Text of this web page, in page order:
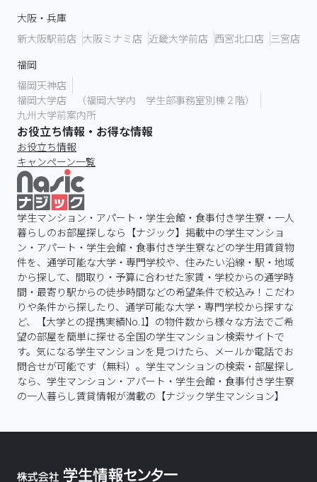
大阪・兵庫
新大阪駅前店 大阪ミナミ店 近畿大学前店 西宮北口店 三宮店
福岡
福岡天神店
福岡大学店 （福岡大学内 学生部事務室別棟２階）
九州大学前案内所
お役立ち情報・お得な情報
お役立ち情報
キャンペーン一覧
学生マンション・アパート・学生会館・食事付き学生寮・一人
暮らしのお部屋探しなら【ナジック】掲載中の学生マンショ
ン・アパート・学生会館・食事付き学生寮などの学生用賃貸物
件を、通学可能な大学・専門学校や、住みたい沿線・駅・地域
から探して、間取り・予算に合わせた家賃・学校からの通学時
間・最寄り駅からの徒歩時間などの希望条件で絞込み！こだわ
りや条件から探したり、通学可能な大学・専門学校から探すな
ど、【大学との提携実績No.1】の物件数から様々な方法でご希
望の部屋を簡単に探せる全国の学生マンション検索サイトで
す。気になる学生マンションを見つけたら、メールか電話でお
問合せが可能です（無料）。学生マンションの検索・部屋探し
なら、学生マンション・アパート・学生会館・食事付き学生寮
の一人暮らし賃貸情報が満載の【ナジック学生マンション】